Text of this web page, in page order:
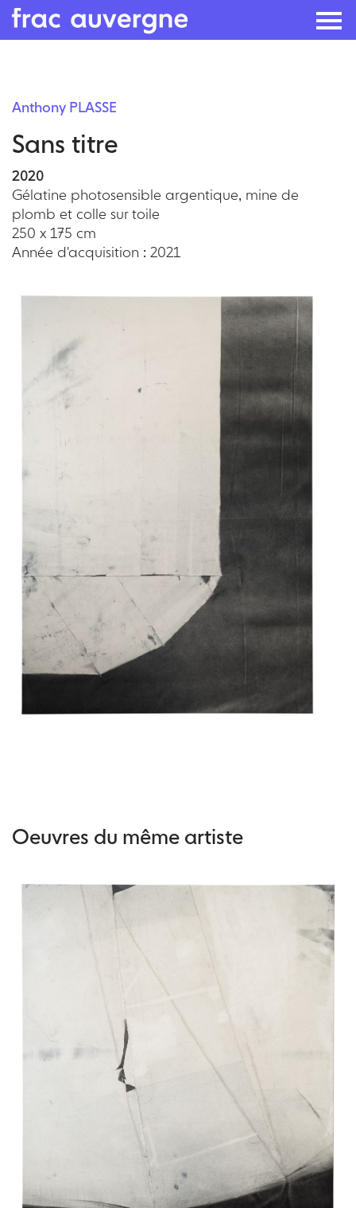
content
Anthony PLASSE
Sans titre
2020
Gélatine photosensible argentique, mine de
plomb et colle sur toile
250 x 175 cm
Année d'acquisition : 2021
Oeuvres du même artiste